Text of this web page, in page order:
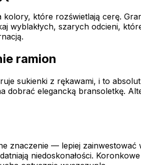
które rozświetlają cerę.
wyblakłych, szarych odcieni,
ramion
sukienki z rękawami, i to
dobrać elegancką bransoletkę.
znaczenie — lepiej
niedoskonałości.